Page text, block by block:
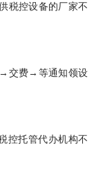
税控设备的厂家不
交费→等通知领设
托管代办机构不